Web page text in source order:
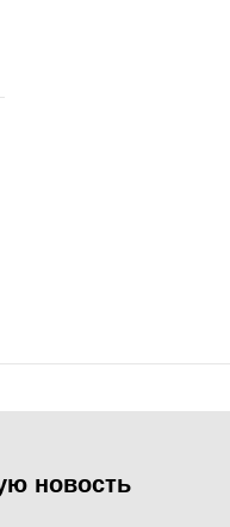
новость